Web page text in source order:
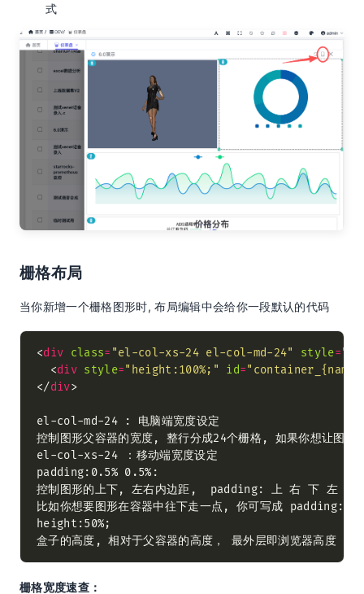
式
栅格布局
当你新增一个栅格图形时, 布局编辑中会给你一段默认的代码
<div class= "el-col-xs-24 el-col-md-24" style=
  <
div style="height:100%;" id=
</div
控制图形的上下, 左右内边距,  padding: 上 右 下 左
盒子的高度, 相对于父容器的高度， 最外层即浏览器高度
栅格宽度速查：